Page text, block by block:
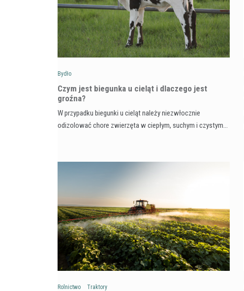
Bydło
Czym jest biegunka u cieląt i dlaczego jest
groźna?
W przypadku biegunki u cieląt należy niezwłocznie
odizolować chore zwierzęta w ciepłym, suchym i czystym…
Rolnictwo Traktory